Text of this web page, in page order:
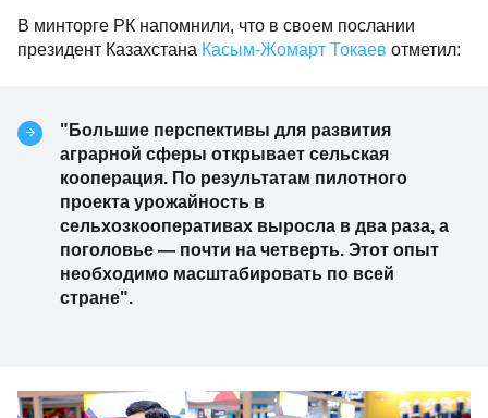
В минторге РК напомнили, что в своем послании
президент Казахстана Касым-Жомарт Токаев отметил:
"Большие перспективы для развития
аграрной сферы открывает сельская
кооперация. По результатам пилотного
проекта урожайность в
сельхозкооперативах выросла в два раза, а
поголовье — почти на четверть. Этот опыт
необходимо масштабировать по всей
стране".